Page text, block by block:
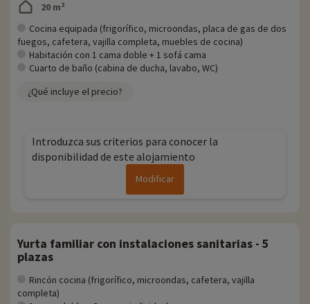
20 m²
Cocina equipada (frigorífico, microondas, placa de gas de dos
fuegos, cafetera, vajilla completa, muebles de cocina)
Habitación con 1 cama doble + 1 sofá cama
Cuarto de baño (cabina de ducha, lavabo, WC)
¿Qué incluye el precio?
Introduzca sus criterios para conocer la
disponibilidad de este alojamiento
Modificar
Yurta familiar con instalaciones sanitarias - 5
plazas
Rincón cocina (frigorífico, microondas, cafetera, vajilla
completa)